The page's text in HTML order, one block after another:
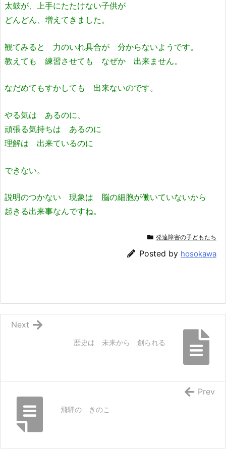
太鼓が、上手にたたけない子供が
どんどん、増えてきました。
観てみると 力のいれ具合が 分からないようです。
教えても 練習させても なぜか 出来ません。
なだめてもすかしても 出来ないのです。
やる気は あるのに、
頑張る気持ちは あるのに
理解は 出来ているのに
できない。
説明のつかない 現象は 脳の細胞が働いていないから
起きる出来事なんですね。
発達障害の子どもたち
Posted by hosokawa
歴史は 未来から 創られる
Next
飛騨の きのこ
Prev